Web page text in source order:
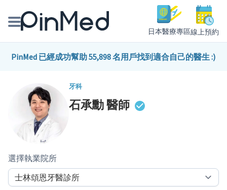
日本醫療專區線上預約
線上預約醫師、院所
健康主題館
PinMed 已經成功幫助 55,898 名用戶找到適合自己的醫生 :)
牙科
石承勳醫師
選擇執業院所